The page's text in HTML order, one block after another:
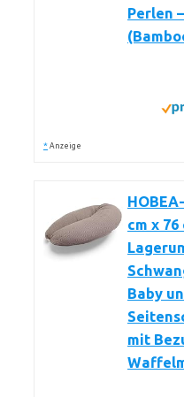
Perlen
* Anzeige
cm x 76
Baby
mit